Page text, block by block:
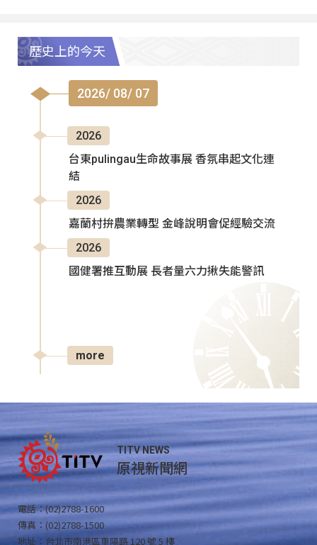
歷史上的今天
2026/ 08/ 07
2026
台東pulingau生命故事展 香氛串起文化連
結
2026
嘉蘭村拚農業轉型 金峰說明會促經驗交流
2026
國健署推互動展 長者量六力揪失能警訊
more
TITV NEWS
原視新聞網
電話：(02)2788-1600
傳真：(02)2788-1500
地址：台北市南港區重陽路 120 號 5 樓